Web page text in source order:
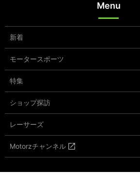
Menu
新着
モータースポーツ
特集
ショップ探訪
レーサーズ
Motorzチャンネル